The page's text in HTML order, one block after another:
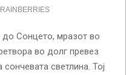
до Сонцето, мразот во
во долг превез
светлина. Тој